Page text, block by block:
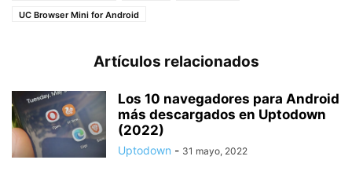
UC Browser Mini for Android
Artículos relacionados
Los 10 navegadores para Android
más descargados en Uptodown
(2022)
Uptodown - 31 mayo, 2022